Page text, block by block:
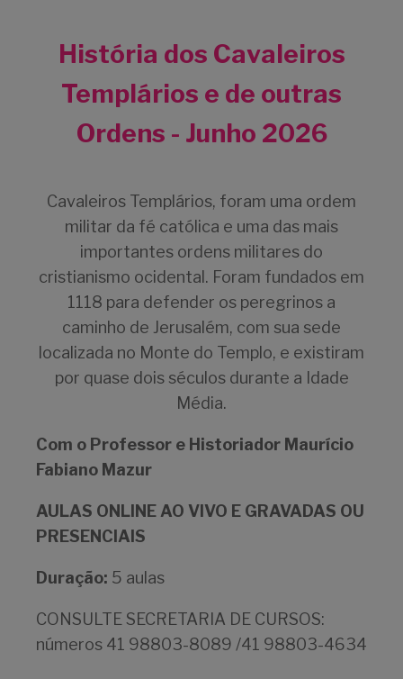
História dos Cavaleiros
Templários e de outras
Ordens - Junho 2026
Cavaleiros Templários, foram uma ordem
militar da fé católica e uma das mais
importantes ordens militares do
cristianismo ocidental. Foram fundados em
1118 para defender os peregrinos a
caminho de Jerusalém, com sua sede
localizada no Monte do Templo, e existiram
por quase dois séculos durante a Idade
Média.
Com o Professor e Historiador Maurício
Fabiano Mazur
AULAS ONLINE AO VIVO E GRAVADAS OU
PRESENCIAIS
Duração: 5 aulas
CONSULTE SECRETARIA DE CURSOS:
números 41 98803-8089 /41 98803-4634